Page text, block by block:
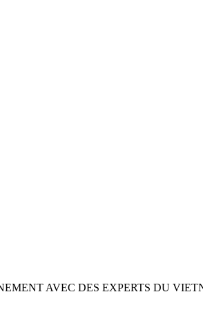
AVEC DES EXPERTS DU